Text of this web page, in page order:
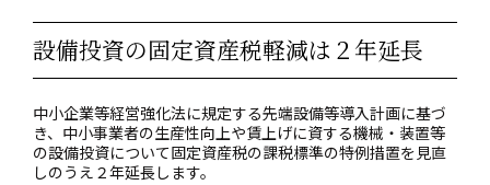
設備投資の固定資産税軽減は２年延長
中小企業等経営強化法に規定する先端設備等導入計画に基づ
き、中小事業者の生産性向上や賃上げに資する機械・装置等
の設備投資について固定資産税の課税標準の特例措置を見直
しのうえ２年延長します。